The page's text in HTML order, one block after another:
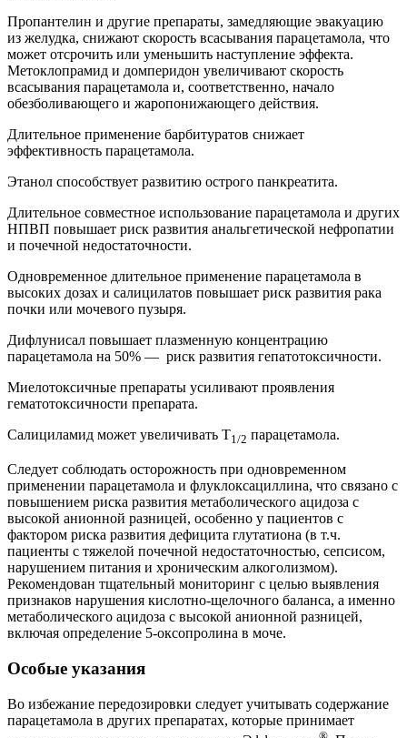
Пропантелин и другие препараты, замедляющие эвакуацию
из желудка, снижают скорость всасывания парацетамола, что
может отсрочить или уменьшить наступление эффекта.
Метоклопрамид и домперидон увеличивают скорость
всасывания парацетамола и, соответственно, начало
обезболивающего и жаропонижающего действия.
Длительное применение барбитуратов снижает
эффективность парацетамола.
Этанол способствует развитию острого панкреатита.
Длительное совместное использование парацетамола и других
НПВП повышает риск развития анальгетической нефропатии
и почечной недостаточности.
Одновременное длительное применение парацетамола в
высоких дозах и салицилатов повышает риск развития рака
почки или мочевого пузыря.
Дифлунисал повышает плазменную концентрацию
парацетамола на 50% — риск развития гепатотоксичности.
Миелотоксичные препараты усиливают проявления
гематотоксичности препарата.
Салициламид может увеличивать T1/2 парацетамола.
Следует соблюдать осторожность при одновременном
применении парацетамола и флуклоксациллина, что связано с
повышением риска развития метаболического ацидоза с
высокой анионной разницей, особенно у пациентов с
фактором риска развития дефицита глутатиона (в т.ч.
пациенты с тяжелой почечной недостаточностью, сепсисом,
нарушением питания и хроническим алкоголизмом).
Рекомендован тщательный мониторинг с целью выявления
признаков нарушения кислотно-щелочного баланса, а именно
метаболического ацидоза с высокой анионной разницей,
включая определение 5-оксопролина в моче.
Особые указания
Во избежание передозировки следует учитывать содержание
парацетамола в других препаратах, которые принимает